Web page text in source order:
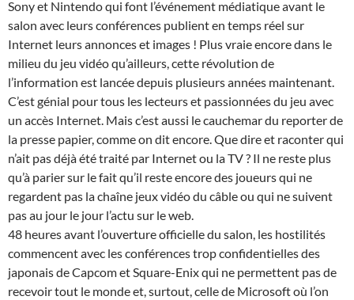
Sony et Nintendo qui font l’événement médiatique avant le
salon avec leurs conférences publient en temps réel sur
Internet leurs annonces et images ! Plus vraie encore dans le
milieu du jeu vidéo qu’ailleurs, cette révolution de
l’information est lancée depuis plusieurs années maintenant.
C’est génial pour tous les lecteurs et passionnées du jeu avec
un accès Internet. Mais c’est aussi le cauchemar du reporter de
la presse papier, comme on dit encore. Que dire et raconter qui
n’ait pas déjà été traité par Internet ou la TV ? Il ne reste plus
qu’à parier sur le fait qu’il reste encore des joueurs qui ne
regardent pas la chaîne jeux vidéo du câble ou qui ne suivent
pas au jour le jour l’actu sur le web.
48 heures avant l’ouverture officielle du salon, les hostilités
commencent avec les conférences trop confidentielles des
japonais de Capcom et Square-Enix qui ne permettent pas de
recevoir tout le monde et, surtout, celle de Microsoft où l’on